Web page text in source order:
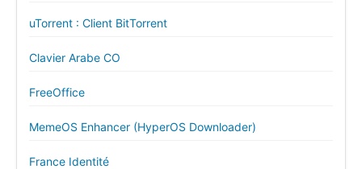
uTorrent : Client BitTorrent
Clavier Arabe CO
FreeOffice
MemeOS Enhancer (HyperOS Downloader)
France Identité